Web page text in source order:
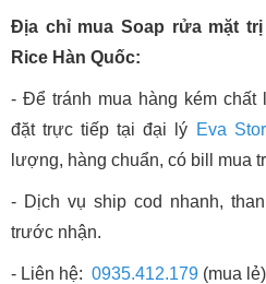
Địa chỉ mua Soap rửa mặt
Rice Hàn Quốc:
- Để tránh mua hàng kém
đặt trực tiếp tại đại lý Eva
lượng, hàng chuẩn, có bill mua
- Dịch vụ ship cod nhanh,
trước nhận.
- Liên hệ: 0935.412.179 (mua